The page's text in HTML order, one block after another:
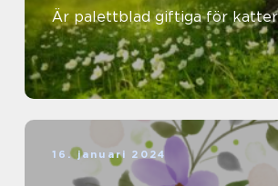
Är palettblad giftiga för katter
16. januari 2024